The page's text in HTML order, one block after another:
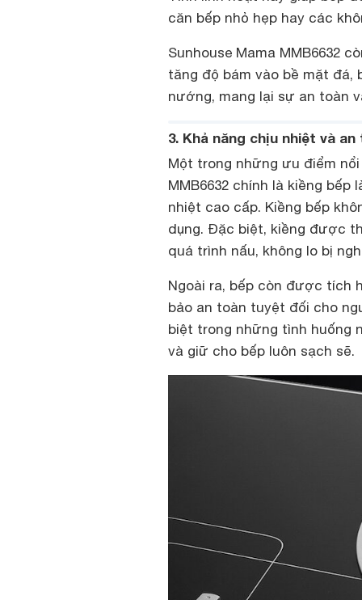
căn bếp nhỏ hẹp hay các
Sunhouse Mama MMB6632
tăng độ bám vào bề mặt đá,
nướng, mang lại sự an toàn
3. Khả năng chịu nhiệt và an
Một trong những ưu điểm
MMB6632 chính là kiềng
nhiệt cao cấp. Kiềng bếp
dụng. Đặc biệt, kiềng được
quá trình nấu, không lo bị
Ngoài ra, bếp còn được tích
bảo an toàn tuyệt đối cho
biệt trong những tình huống
và giữ cho bếp luôn sạch sẽ.